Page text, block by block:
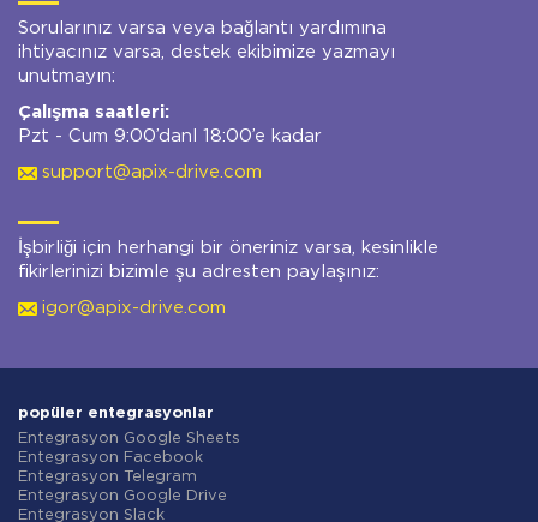
Sorularınız varsa veya bağlantı yardımına
ihtiyacınız varsa, destek ekibimize yazmayı
unutmayın:
Çalışma saatleri:
Pzt - Cum 9:00’danl 18:00’e kadar
support@apix-drive.com
İşbirliği için herhangi bir öneriniz varsa, kesinlikle
fikirlerinizi bizimle şu adresten paylaşınız:
igor@apix-drive.com
popüler entegrasyonlar
Entegrasyon Google Sheets
Entegrasyon Facebook
Entegrasyon Telegram
Entegrasyon Google Drive
Entegrasyon Slack